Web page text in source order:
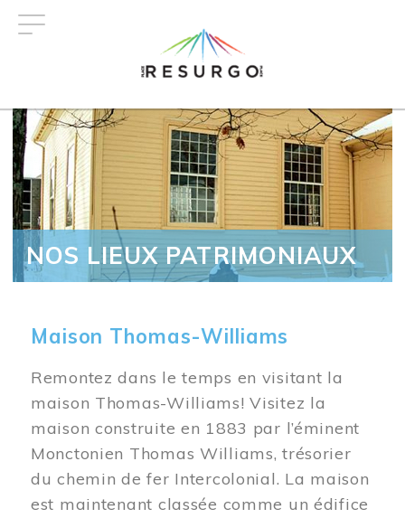
NOS LIEUX PATRIMONIAUX
Maison Thomas-Williams
Remontez dans le temps en visitant la
maison Thomas-Williams! Visitez la
maison construite en 1883 par l’éminent
Monctonien Thomas Williams, trésorier
du chemin de fer Intercolonial. La maison
est maintenant classée comme un édifice